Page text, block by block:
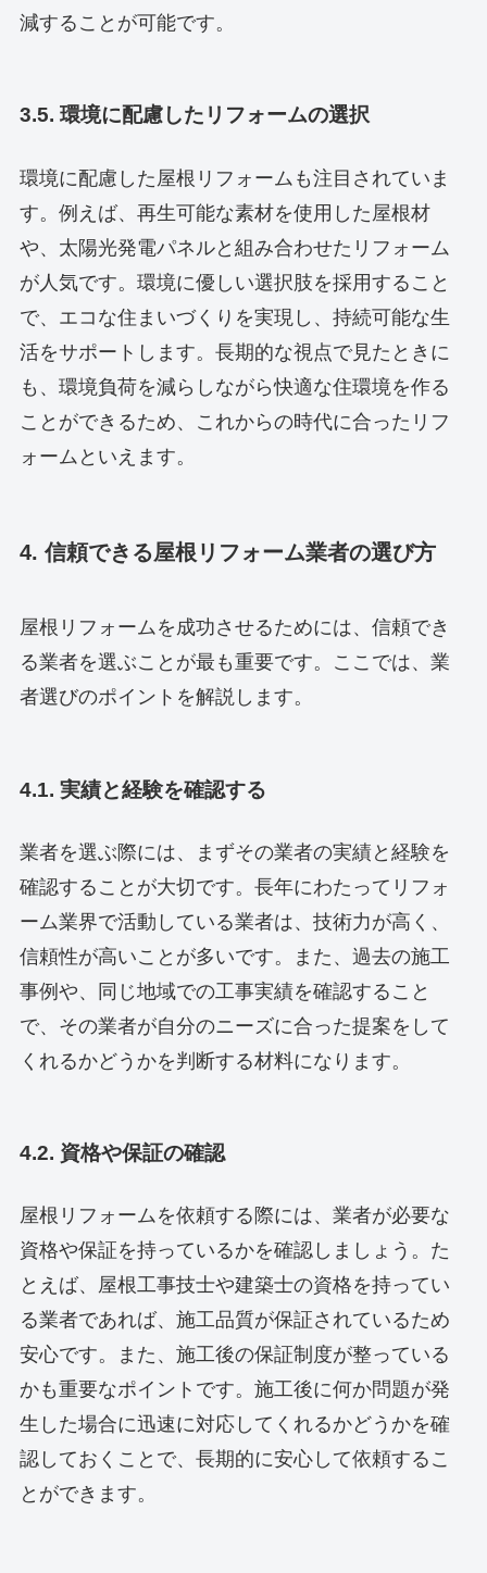
減することが可能です。
3.5. 環境に配慮したリフォームの選択
環境に配慮した屋根リフォームも注目されていま
す。例えば、再生可能な素材を使用した屋根材
や、太陽光発電パネルと組み合わせたリフォーム
が人気です。環境に優しい選択肢を採用すること
で、エコな住まいづくりを実現し、持続可能な生
活をサポートします。長期的な視点で見たときに
も、環境負荷を減らしながら快適な住環境を作る
ことができるため、これからの時代に合ったリフ
ォームといえます。
4. 信頼できる屋根リフォーム業者の選び方
屋根リフォームを成功させるためには、信頼でき
る業者を選ぶことが最も重要です。ここでは、業
者選びのポイントを解説します。
4.1. 実績と経験を確認する
業者を選ぶ際には、まずその業者の実績と経験を
確認することが大切です。長年にわたってリフォ
ーム業界で活動している業者は、技術力が高く、
信頼性が高いことが多いです。また、過去の施工
事例や、同じ地域での工事実績を確認すること
で、その業者が自分のニーズに合った提案をして
くれるかどうかを判断する材料になります。
4.2. 資格や保証の確認
屋根リフォームを依頼する際には、業者が必要な
資格や保証を持っているかを確認しましょう。た
とえば、屋根工事技士や建築士の資格を持ってい
る業者であれば、施工品質が保証されているため
安心です。また、施工後の保証制度が整っている
かも重要なポイントです。施工後に何か問題が発
生した場合に迅速に対応してくれるかどうかを確
認しておくことで、長期的に安心して依頼するこ
とができます。